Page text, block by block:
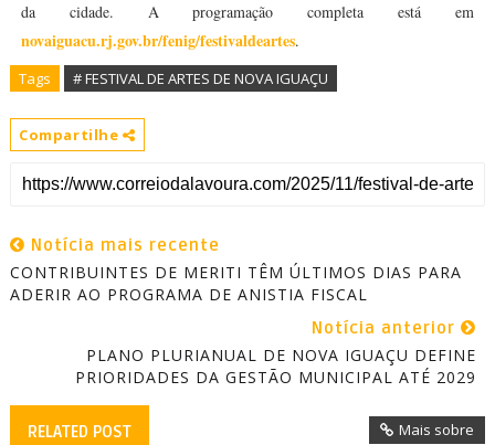
da cidade. A programação completa está em
novaiguacu.rj.gov.br/fenig/festivaldeartes.
Tags # FESTIVAL DE ARTES DE NOVA IGUAÇU
Compartilhe
Notícia mais recente
CONTRIBUINTES DE MERITI TÊM ÚLTIMOS DIAS PARA
ADERIR AO PROGRAMA DE ANISTIA FISCAL
Notícia anterior
PLANO PLURIANUAL DE NOVA IGUAÇU DEFINE
PRIORIDADES DA GESTÃO MUNICIPAL ATÉ 2029
RELATED POST Mais sobre